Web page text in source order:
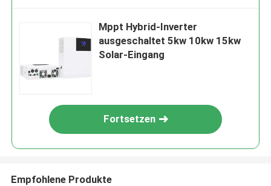
Mppt Hybrid-Inverter
ausgeschaltet 5kw 10kw 15kw
Solar-Eingang
Fortsetzen
Empfohlene Produkte